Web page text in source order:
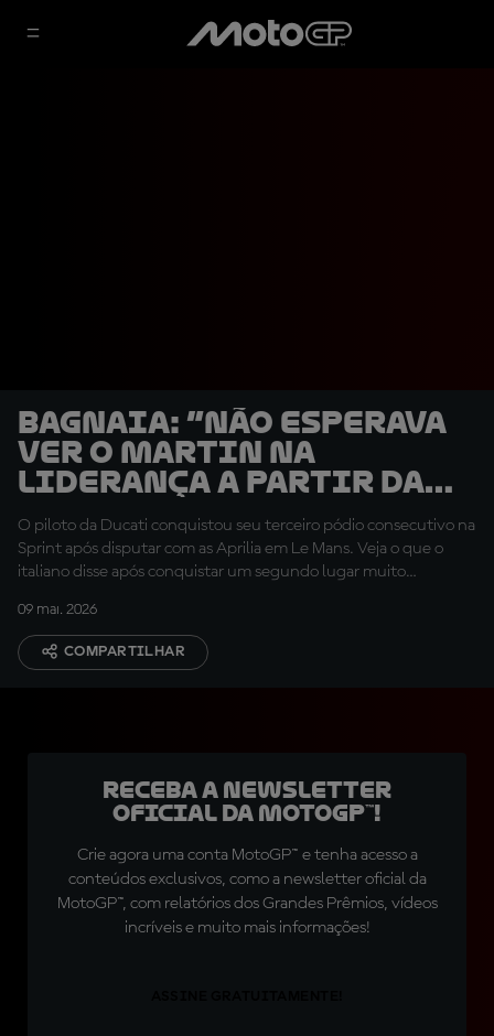
Bagnaia: “Não esperava
ver o Martin na
liderança a partir da
Curva 4”
O piloto da Ducati conquistou seu terceiro pódio consecutivo na
Sprint após disputar com as Aprilia em Le Mans. Veja o que o
italiano disse após conquistar um segundo lugar muito
09 mai. 2026
COMPARTILHAR
Receba a newsletter
oficial da MotoGP™!
Crie agora uma conta MotoGP™ e tenha acesso a
conteúdos exclusivos, como a newsletter oficial da
MotoGP™, com relatórios dos Grandes Prêmios, vídeos
incríveis e muito mais informações!